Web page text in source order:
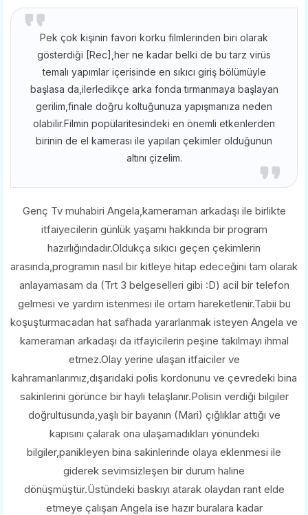
Pek çok kişinin favori korku filmlerinden biri olarak
gösterdiği [Rec],her ne kadar belki de bu tarz virüs
temalı yapımlar içerisinde en sıkıcı giriş bölümüyle
başlasa da,ilerledikçe arka fonda tırmanmaya başlayan
gerilim,finale doğru koltuğunuza yapışmanıza neden
olabilir.Filmin popülaritesindeki en önemli etkenlerden
birinin de el kamerası ile yapılan çekimler olduğunun
altını çizelim.
Genç Tv muhabiri Angela,kameraman arkadaşı ile birlikte
itfaiyecilerin günlük yaşamı hakkında bir program
hazırlığındadır.Oldukça sıkıcı geçen çekimlerin
arasında,programın nasıl bir kitleye hitap edeceğini tam olarak
anlayamasam da (Trt 3 belgeselleri gibi :D) acil bir telefon
gelmesi ve yardım istenmesi ile ortam hareketlenir.Tabii bu
koşuşturmacadan hat safhada yararlanmak isteyen Angela ve
kameraman arkadaşı da itfayicilerin peşine takılmayı ihmal
etmez.Olay yerine ulaşan itfaiciler ve
kahramanlarımız,dışarıdaki polis kordonunu ve çevredeki bina
sakinlerini görünce bir hayli telaşlanır.Polisin verdiği bilgiler
doğrultusunda,yaşlı bir bayanın (Mari) çığlıklar attığı ve
kapısını çalarak ona ulaşamadıkları yönündeki
bilgiler,panikleyen bina sakinlerinde olaya eklenmesi ile
giderek sevimsizleşen bir durum haline
dönüşmüştür.Üstündeki baskıyı atarak olaydan rant elde
etmeye çalışan Angela ise hazır buralara kadar